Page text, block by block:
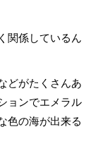
関係しているん
どがたくさんあ
ョンでエメラル
色の海が出来る